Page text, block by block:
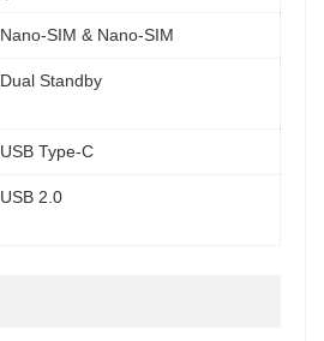
Nano-SIM & Nano-SIM
Dual Standby
USB Type-C
USB 2.0